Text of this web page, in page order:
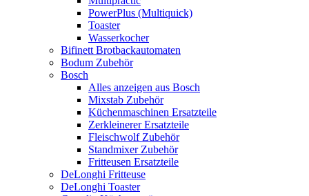
PowerPlus (Multiquick)
Toaster
Wasserkocher
Bifinett Brotbackautomaten
Bodum Zubehör
Bosch
Alles anzeigen aus Bosch
Mixstab Zubehör
Küchenmaschinen Ersatzteile
Zerkleinerer Ersatzteile
Fleischwolf Zubehör
Standmixer Zubehör
Fritteusen Ersatzteile
DeLonghi Fritteuse
DeLonghi Toaster